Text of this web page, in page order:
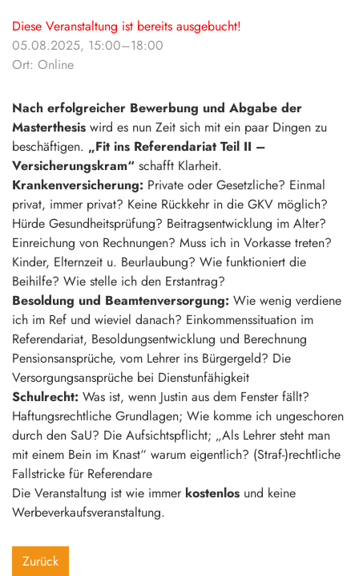
Diese Veranstaltung ist bereits ausgebucht!
05.08.2025, 15:00–18:00
Ort: Online
Nach erfolgreicher Bewerbung und Abgabe der
Masterthesis wird es nun Zeit sich mit ein paar Dingen zu
beschäftigen. „Fit ins Referendariat Teil II –
Versicherungskram“ schafft Klarheit.
Krankenversicherung: Private oder Gesetzliche? Einmal
privat, immer privat? Keine Rückkehr in die GKV möglich?
Hürde Gesundheitsprüfung? Beitragsentwicklung im Alter?
Einreichung von Rechnungen? Muss ich in Vorkasse treten?
Kinder, Elternzeit u. Beurlaubung? Wie funktioniert die
Beihilfe? Wie stelle ich den Erstantrag?
Besoldung und Beamtenversorgung: Wie wenig verdiene
ich im Ref und wieviel danach? Einkommenssituation im
Referendariat, Besoldungsentwicklung und Berechnung
Pensionsansprüche, vom Lehrer ins Bürgergeld? Die
Versorgungsansprüche bei Dienstunfähigkeit
Schulrecht: Was ist, wenn Justin aus dem Fenster fällt?
Haftungsrechtliche Grundlagen; Wie komme ich ungeschoren
durch den SaU? Die Aufsichtspflicht; „Als Lehrer steht man
mit einem Bein im Knast“ warum eigentlich? (Straf-)rechtliche
Fallstricke für Referendare
Die Veranstaltung ist wie immer kostenlos und keine
Werbeverkaufsveranstaltung.
Zurück